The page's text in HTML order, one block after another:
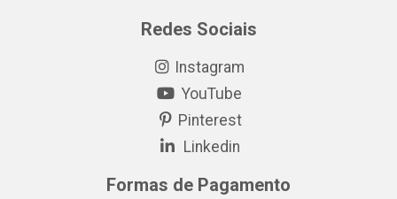
Redes Sociais
Instagram
YouTube
Pinterest
Linkedin
Formas de Pagamento